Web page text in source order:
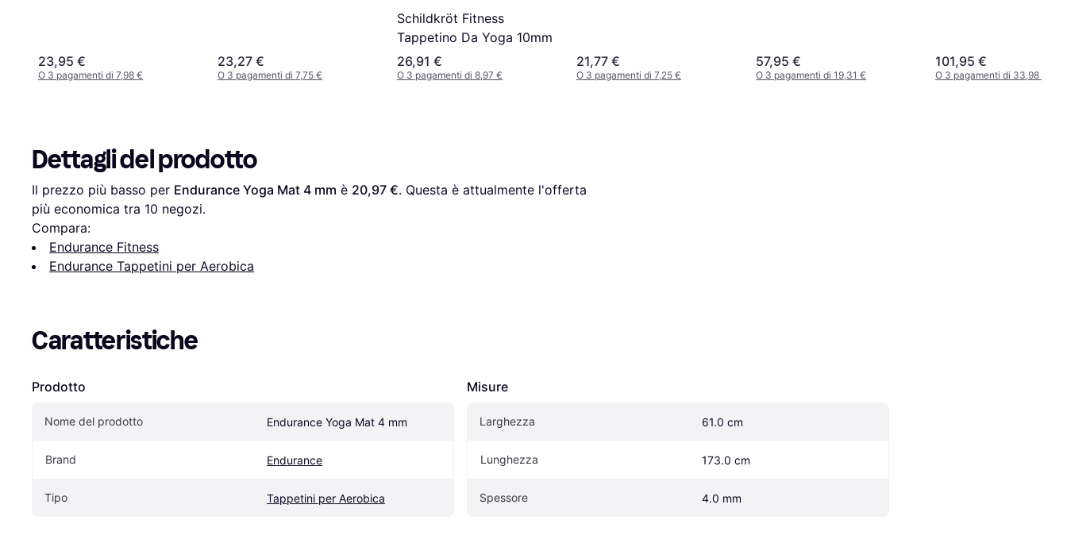
23,95 €
O 3 pagamenti di 7,98 €
23,27 €
O 3 pagamenti di 7,75 €
Schildkröt Fitness
Tappetino Da Yoga 10mm
26,91 €
O 3 pagamenti di 8,97 €
21,77 €
O 3 pagamenti di 7,25 €
57,95 €
O 3 pagamenti di 19,31 €
101,95 €
O 3 pagamenti di 33,98 €
Dettagli del prodotto
Il prezzo più basso per Endurance Yoga Mat 4 mm è 20,97 €. Questa è attualmente l'offerta
più economica tra 10 negozi.
Compara:
Endurance Fitness
Endurance Tappetini per Aerobica
Caratteristiche
Prodotto
Nome del prodotto Endurance Yoga Mat 4 mm
Brand Endurance
Tipo Tappetini per Aerobica
Misure
Larghezza 61.0 cm
Lunghezza 173.0 cm
Spessore 4.0 mm